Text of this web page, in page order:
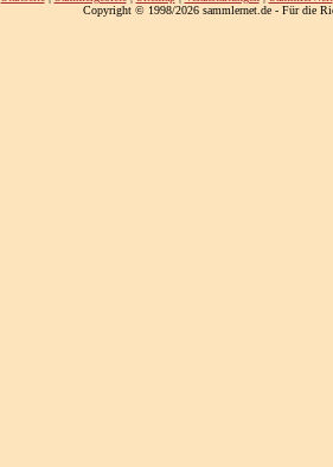
Copyright © 1998/2026 sammlernet.de - Für die